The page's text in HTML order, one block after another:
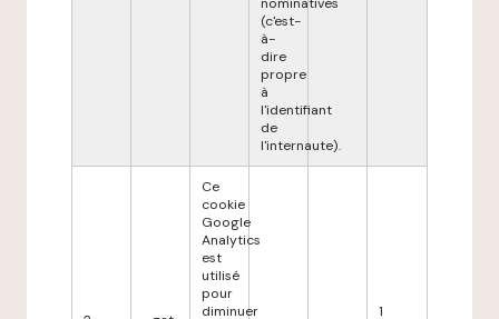
(c'est-
à-
dire
propre
à
l'identifiant
de
l'internaute).
Ce
cookie
Google
Analytics
est
utilisé
pour
diminuer
1